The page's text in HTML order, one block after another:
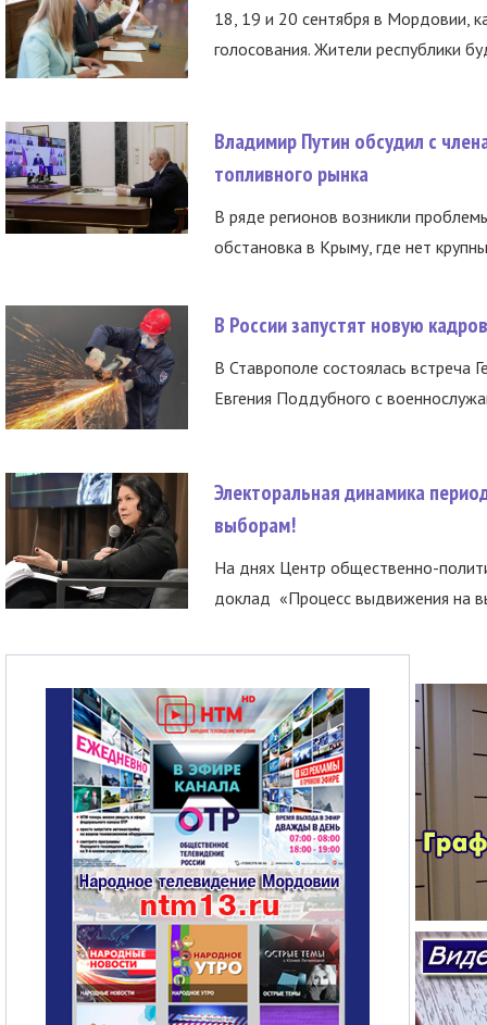
18, 19 и 20 сентября в Мордовии,
голосования. Жители республики
Владимир Путин обсудил с
топливного рынка
В ряде регионов возникли
обстановка в Крыму, где нет
В России запустят новую
В Ставрополе состоялась встреча
Евгения Поддубного с
Электоральная динамика
выборам!
На днях Центр общественно-
доклад «Процесс выдвижения на